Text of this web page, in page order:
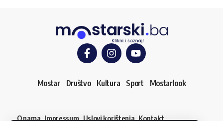
Mostar Društvo Kultura Sport Mostarlook
O nama Impressum Uslovi korištenja Kontakt